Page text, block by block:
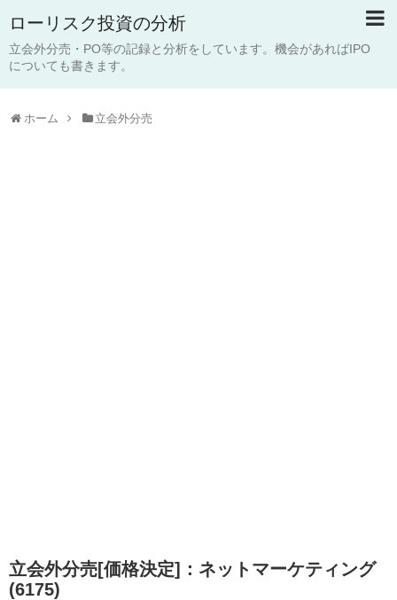
ローリスク投資の分析
立会外分売・PO等の記録と分析をしています。機会があればIPO
についても書きます。
ホーム 立会外分売
立会外分売[価格決定]：ネットマーケティング
(6175)